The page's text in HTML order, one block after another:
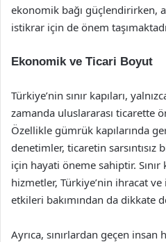
ekonomik bağı güçlendirirken,
istikrar için de önem
Ekonomik ve Ticari Boyut
Türkiye’nin sınır kapıları,
zamanda uluslararası ticarette
Özellikle gümrük kapılarında
denetimler, ticaretin
için hayati öneme sahiptir. Sınır
hizmetler, Türkiye’nin ihracat
etkileri bakımından da dikkate
Ayrıca, sınırlardan geçen